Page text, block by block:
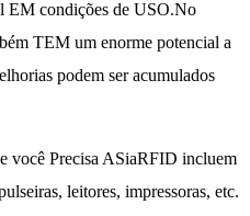
EM condições de USO.No
TEM um enorme potencial a
podem ser acumulados
você Precisa ASiaRFID incluem
leitores, impressoras, etc.